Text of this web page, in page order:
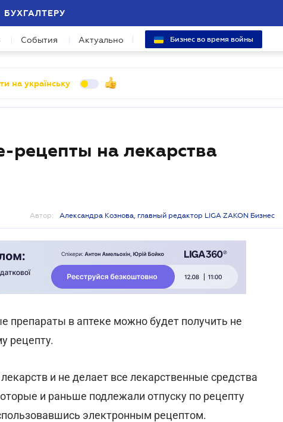
БУХГАЛТЕРУ
События Актуально Бизнес во время войны
на українську
рецепты на лекарства
Автор: Александра Кознова, главный редактор LIGA ZAKON Бизнес
препараты в аптеке можно будет получить не
рецепту.
и не делает все лекарственные средства
и раньше подлежали отпуску по рецепту
электронным рецептом.